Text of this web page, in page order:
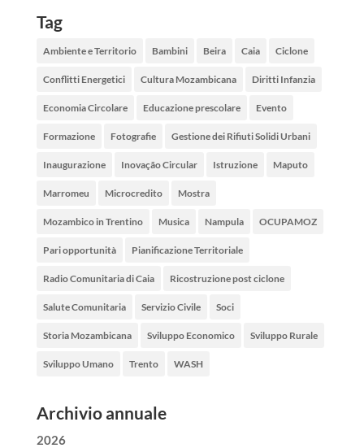
Tag
Ambiente e Territorio Bambini Beira Caia Ciclone
Conflitti Energetici Cultura Mozambicana Diritti Infanzia
Economia Circolare Educazione prescolare Evento
Formazione Fotografie Gestione dei Rifiuti Solidi Urbani
Inaugurazione Inovação Circular Istruzione Maputo
Marromeu Microcredito Mostra
Mozambico in Trentino Musica Nampula OCUPAMOZ
Pari opportunità Pianificazione Territoriale
Radio Comunitaria di Caia Ricostruzione post ciclone
Salute Comunitaria Servizio Civile Soci
Storia Mozambicana Sviluppo Economico Sviluppo Rurale
Sviluppo Umano Trento WASH
Archivio annuale
2026